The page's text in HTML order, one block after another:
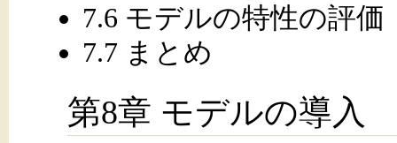
7.6 モデルの特性の評価
7.7 まとめ
第8章 モデルの導入